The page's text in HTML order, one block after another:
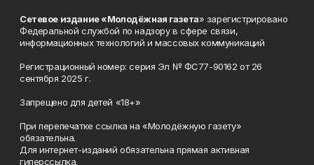
Сетевое издание «Молодёжная газета» зарегистрировано
Федеральной службой по надзору в сфере связи,
информационных технологий и массовых коммуникаций
Регистрационный номер: серия Эл № ФС77-90162 от 26
сентября 2025 г.
Запрещено для детей «18+»
При перепечатке ссылка на «Молодёжную газету»
обязательна.
Для интернет-изданий обязательна прямая активная
гиперссылка.